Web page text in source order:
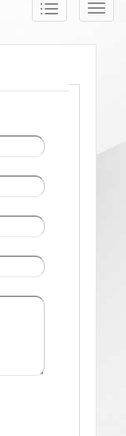
Toggle